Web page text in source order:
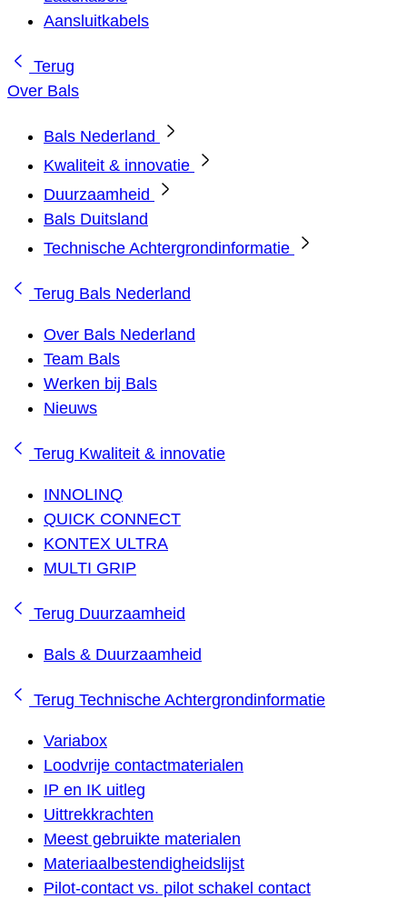
Aansluitkabels
Terug
Over Bals
Bals Nederland
Kwaliteit & innovatie
Duurzaamheid
Bals Duitsland
Technische Achtergrondinformatie
Terug Bals Nederland
Over Bals Nederland
Team Bals
Werken bij Bals
Nieuws
Terug Kwaliteit & innovatie
INNOLINQ
QUICK CONNECT
KONTEX ULTRA
MULTI GRIP
Terug Duurzaamheid
Bals & Duurzaamheid
Terug Technische Achtergrondinformatie
Variabox
Loodvrije contactmaterialen
IP en IK uitleg
Uittrekkrachten
Meest gebruikte materialen
Materiaalbestendigheidslijst
Pilot-contact vs. pilot schakel contact